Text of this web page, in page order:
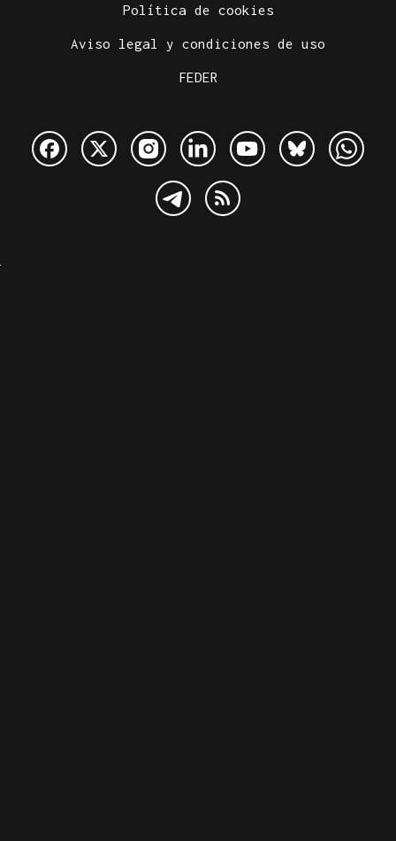
Política de cookies
Aviso legal y condiciones de uso
FEDER